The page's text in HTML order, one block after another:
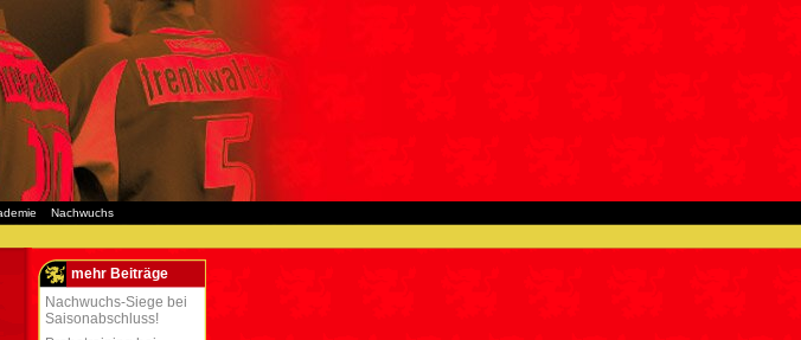
Nachwuchs
mehr Beiträge
Nachwuchs-Siege bei
Saisonabschluss!